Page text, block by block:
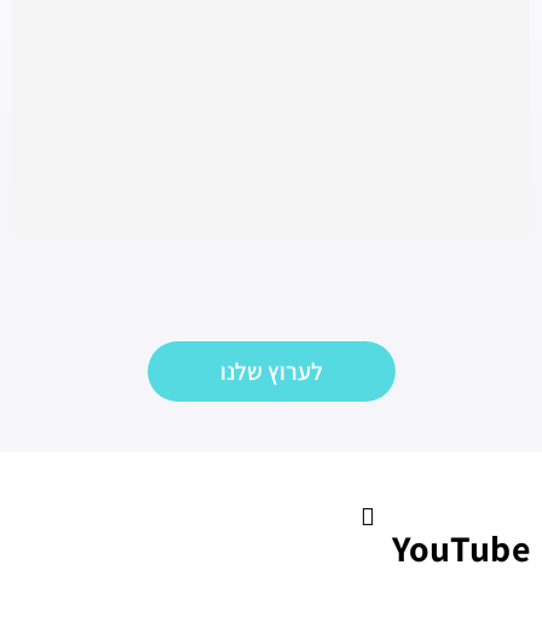
לערוץ שלנו
YouTube